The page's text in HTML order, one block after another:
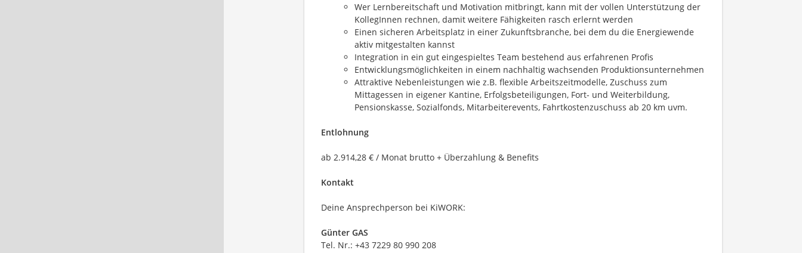
Wer Lernbereitschaft und Motivation mitbringt, kann mit der vollen Unterstützung der
KollegInnen rechnen, damit weitere Fähigkeiten rasch erlernt werden
Einen sicheren Arbeitsplatz in einer Zukunftsbranche, bei dem du die Energiewende
aktiv mitgestalten kannst
Integration in ein gut eingespieltes Team bestehend aus erfahrenen Profis
Entwicklungsmöglichkeiten in einem nachhaltig wachsenden Produktionsunternehmen
Attraktive Nebenleistungen wie z.B. flexible Arbeitszeitmodelle, Zuschuss zum
Mittagessen in eigener Kantine, Erfolgsbeteiligungen, Fort- und Weiterbildung,
Pensionskasse, Sozialfonds, Mitarbeiterevents, Fahrtkostenzuschuss ab 20 km uvm.
Entlohnung
ab 2.914,28 € / Monat brutto + Überzahlung & Benefits
Kontakt
Deine Ansprechperson bei KiWORK:
Günter GAS
Tel. Nr.: +43 7229 80 990 208